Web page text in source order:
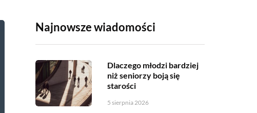
Najnowsze wiadomości
Dlaczego młodzi bardziej
niż seniorzy boją się
starości
5 sierpnia 2026